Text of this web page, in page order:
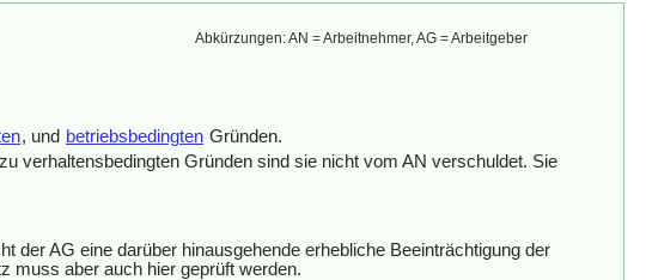
Abkürzungen: AN = Arbeitnehmer, AG = Arbeitgeber
, und betriebsbedingten Gründen.
verhaltensbedingten Gründen sind sie nicht vom AN verschuldet. Sie
der AG eine darüber hinausgehende erhebliche Beeinträchtigung der
muss aber auch hier geprüft werden.